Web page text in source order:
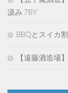
汲み 7BY
BBQとスイカ
【遠藤酒造場